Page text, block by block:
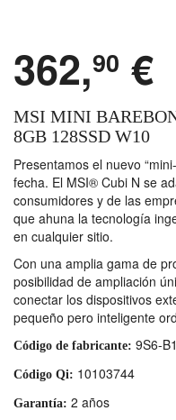
362,90 €
MSI MINI
8GB 128SSD W10
Presentamos el nuevo
fecha. El MSI® Cubi N se
consumidores y de las
que ahuna la tecnología
en cualquier sitio.
Con una amplia gama de
posibilidad de ampliación
conectar los dispositivos
pequeño pero inteligente
Código de fabricante: 9S6-
Código Qi: 10103744
Garantía: 2 años